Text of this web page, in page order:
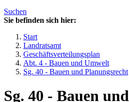
Suchen
Sie befinden sich hier:
Start
Landratsamt
Geschäftsverteilungsplan
Abt. 4 - Bauen und Umwelt
Sg. 40 - Bauen und Planungsrecht
Sg. 40 - Bauen und